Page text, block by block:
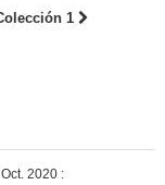
1
2020 :